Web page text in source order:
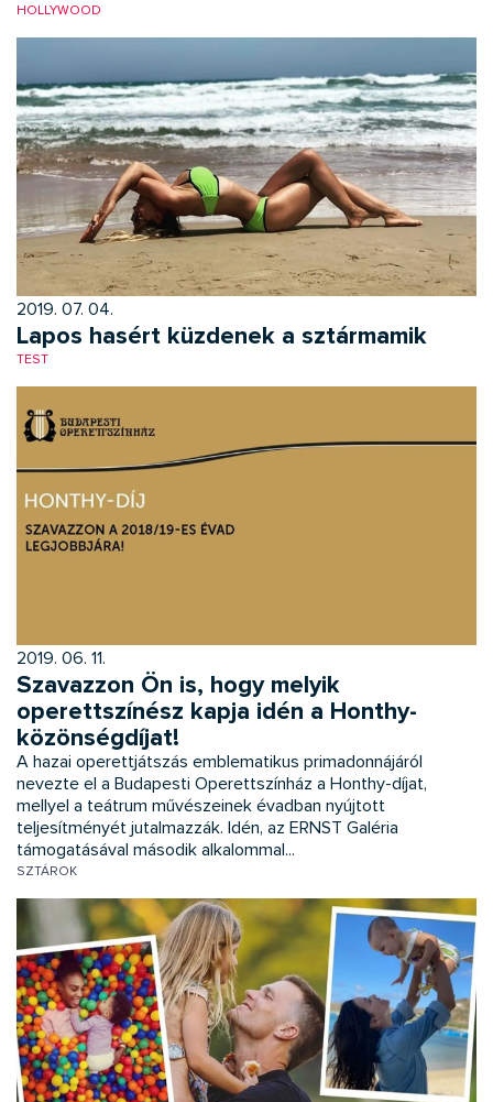
HOLLYWOOD
2019. 07. 04.
Lapos hasért küzdenek a sztármamik
TEST
2019. 06. 11.
Szavazzon Ön is, hogy melyik
operettszínész kapja idén a Honthy-
közönségdíjat!
A hazai operettjátszás emblematikus primadonnájáról
nevezte el a Budapesti Operettszínház a Honthy-díjat,
mellyel a teátrum művészeinek évadban nyújtott
teljesítményét jutalmazzák. Idén, az ERNST Galéria
támogatásával második alkalommal...
SZTÁROK